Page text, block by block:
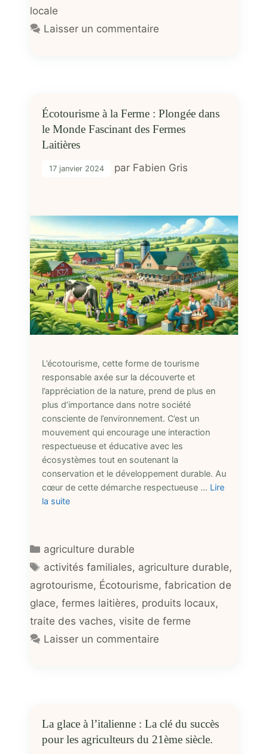
locale
Laisser un commentaire
Écotourisme à la Ferme : Plongée dans
le Monde Fascinant des Fermes
Laitières
17 janvier 2024 par Fabien Gris
L’écotourisme, cette forme de tourisme
responsable axée sur la découverte et
l’appréciation de la nature, prend de plus en
plus d’importance dans notre société
consciente de l’environnement. C’est un
mouvement qui encourage une interaction
respectueuse et éducative avec les
écosystèmes tout en soutenant la
conservation et le développement durable. Au
cœur de cette démarche respectueuse … Lire
la suite
Catégories
agriculture durable
Étiquettes
activités familiales, agriculture durable,
agrotourisme, Écotourisme, fabrication de
glace, fermes laitières, produits locaux,
traite des vaches, visite de ferme
Laisser un commentaire
La glace à l’italienne : La clé du succès
pour les agriculteurs du 21ème siècle.